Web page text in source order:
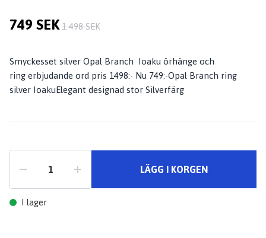
749 SEK 1 498 SEK
Smyckesset silver Opal Branch Ioaku örhänge och
ring erbjudande ord pris 1498:- Nu 749:-Opal Branch ring
silver IoakuElegant designad stor Silverfärg
LÄGG I KORGEN
I lager